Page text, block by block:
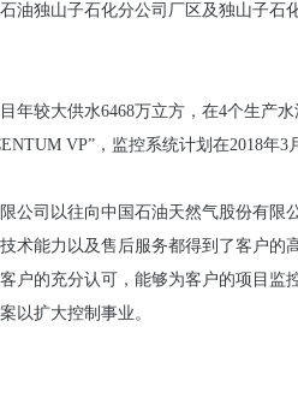
油独山子石化分公司厂区及独山子
年较大供水6468万立方，在4个生产
VP”，监控系统计划在2018年
公司以往向中国石油天然气股份有
术能力以及售后服务都得到了客户
户的充分认可，能够为客户的项目监
以扩大控制事业。